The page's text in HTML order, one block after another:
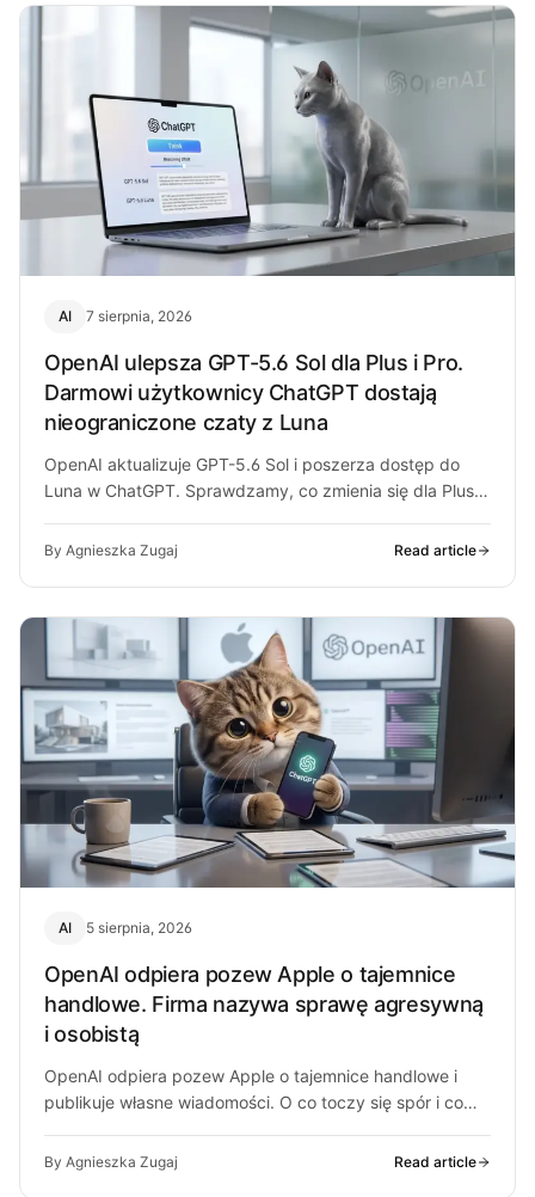
AI 7 sierpnia, 2026
OpenAI ulepsza GPT-5.6 Sol dla Plus i Pro.
Darmowi użytkownicy ChatGPT dostają
nieograniczone czaty z Luna
OpenAI aktualizuje GPT-5.6 Sol i poszerza dostęp do
Luna w ChatGPT. Sprawdzamy, co zmienia się dla Plus,
By Agnieszka Zugaj Read article
AI 5 sierpnia, 2026
OpenAI odpiera pozew Apple o tajemnice
handlowe. Firma nazywa sprawę agresywną
i osobistą
OpenAI odpiera pozew Apple o tajemnice handlowe i
publikuje własne wiadomości. O co toczy się spór i co
By Agnieszka Zugaj Read article